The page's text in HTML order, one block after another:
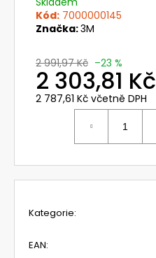
Kód: 7000000145
Značka:3M
2 991,97 Kč –23 %
2 303,81 Kč
2 787,61 Kč včetně DPH
Kategorie:
EAN:
631830
G5-
03
FILTREM